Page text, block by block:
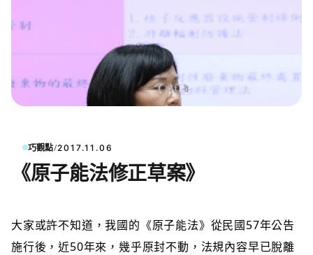
巧觀點/2017.11.06
《原子能法修正草案》
大家或許不知道 ，我國的《原子能法》從民國57年公告
施行後，近50年來，幾乎原封不動，法規內容早已脫離